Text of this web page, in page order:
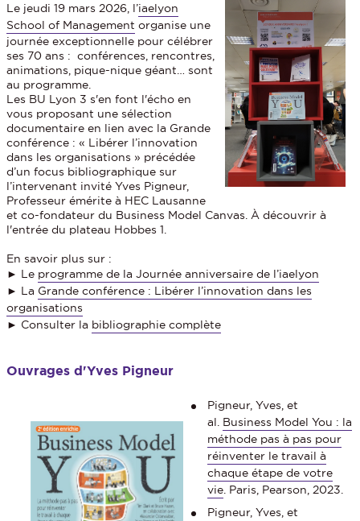
Le jeudi 19 mars 2026, l’iaelyon
School of Management organise une
journée exceptionnelle pour célébrer
ses 70 ans : conférences, rencontres,
animations, pique-nique géant… sont
au programme.
Les BU Lyon 3 s'en font l'écho en
vous proposant une sélection
documentaire en lien avec la Grande
conférence : « Libérer l’innovation
dans les organisations » précédée
d’un focus bibliographique sur
l’intervenant invité Yves Pigneur,
Professeur émérite à HEC Lausanne
et co-fondateur du Business Model Canvas. À découvrir à
l'entrée du plateau Hobbes 1.
En savoir plus sur :
► Le programme de la Journée anniversaire de l’iaelyon
► La Grande conférence : Libérer l’innovation dans les
organisations
► Consulter la bibliographie complète
Ouvrages d'Yves Pigneur
Pigneur, Yves, et
al. Business Model You : la
méthode pas à pas pour
réinventer le travail à
chaque étape de votre
vie . Paris, Pearson, 2023.
Pigneur, Yves, et